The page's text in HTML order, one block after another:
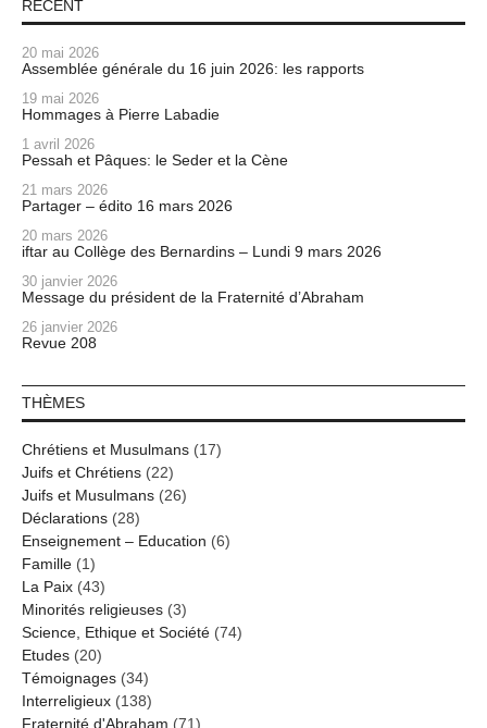
RÉCENT
20 mai 2026
Assemblée générale du 16 juin 2026: les rapports
19 mai 2026
Hommages à Pierre Labadie
1 avril 2026
Pessah et Pâques: le Seder et la Cène
21 mars 2026
Partager – édito 16 mars 2026
20 mars 2026
iftar au Collège des Bernardins – Lundi 9 mars 2026
30 janvier 2026
Message du président de la Fraternité d’Abraham
26 janvier 2026
Revue 208
THÈMES
Chrétiens et Musulmans (17)
Juifs et Chrétiens (22)
Juifs et Musulmans (26)
Déclarations (28)
Enseignement – Education (6)
Famille (1)
La Paix (43)
Minorités religieuses (3)
Science, Ethique et Société (74)
Etudes (20)
Témoignages (34)
Interreligieux (138)
Fraternité d'Abraham (71)